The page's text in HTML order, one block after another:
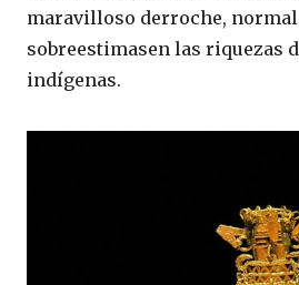
maravilloso derroche, normal
sobreestimasen las riquezas
indígenas.